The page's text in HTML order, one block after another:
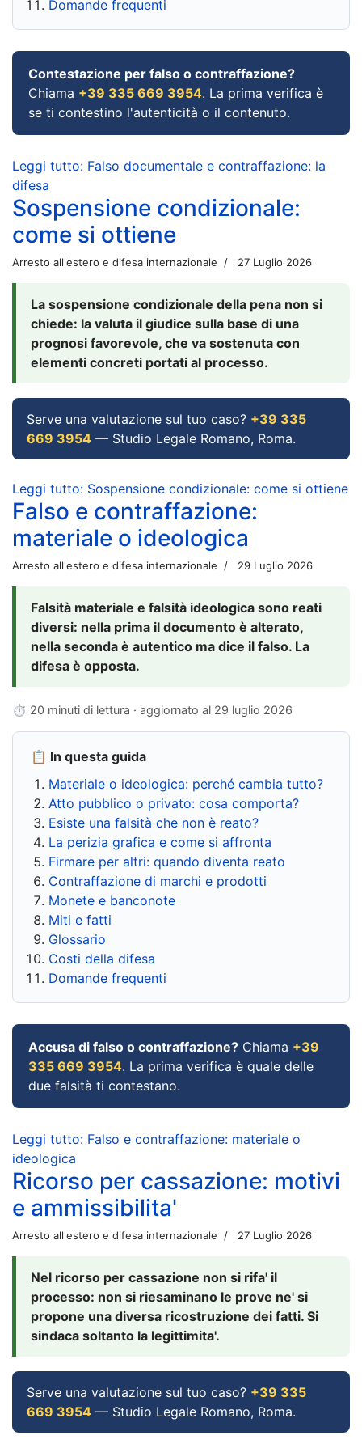
Domande frequenti
Contestazione per falso o contraffazione?
Chiama +39 335 669 3954. La prima verifica è
se ti contestino l'autenticità o il contenuto.
Leggi tutto: Falso documentale e contraffazione: la
difesa
Sospensione condizionale:
come si ottiene
Arresto all'estero e difesa internazionale 27 Luglio 2026
La sospensione condizionale della pena non si
chiede: la valuta il giudice sulla base di una
prognosi favorevole, che va sostenuta con
elementi concreti portati al processo.
Serve una valutazione sul tuo caso? +39 335
669 3954 — Studio Legale Romano, Roma.
Leggi tutto: Sospensione condizionale: come si ottiene
Falso e contraffazione:
materiale o ideologica
Arresto all'estero e difesa internazionale 29 Luglio 2026
Falsità materiale e falsità ideologica sono reati
diversi: nella prima il documento è alterato,
nella seconda è autentico ma dice il falso. La
difesa è opposta.
⏱ 20 minuti di lettura · aggiornato al 29 luglio 2026
📋 In questa guida
Materiale o ideologica: perché cambia tutto?
Atto pubblico o privato: cosa comporta?
Esiste una falsità che non è reato?
La perizia grafica e come si affronta
Firmare per altri: quando diventa reato
Contraffazione di marchi e prodotti
Monete e banconote
Miti e fatti
Glossario
Costi della difesa
Domande frequenti
Accusa di falso o contraffazione? Chiama +39
335 669 3954. La prima verifica è quale delle
due falsità ti contestano.
Leggi tutto: Falso e contraffazione: materiale o
ideologica
Ricorso per cassazione: motivi
e ammissibilita'
Arresto all'estero e difesa internazionale 27 Luglio 2026
Nel ricorso per cassazione non si rifa' il
processo: non si riesaminano le prove ne' si
propone una diversa ricostruzione dei fatti. Si
sindaca soltanto la legittimita'.
Serve una valutazione sul tuo caso? +39 335
669 3954 — Studio Legale Romano, Roma.